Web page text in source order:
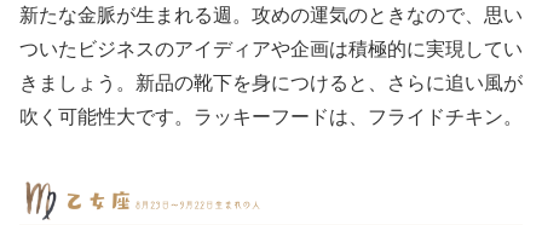
新たな金脈が生まれる週。攻めの運気のときなので、思い
ついたビジネスのアイディアや企画は積極的に実現してい
きましょう。新品の靴下を身につけると、さらに追い風が
吹く可能性大です。ラッキーフードは、フライドチキン。